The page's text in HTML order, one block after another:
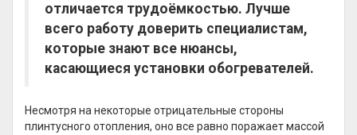
отличается трудоёмкостью. Лучше
всего работу доверить специалистам,
которые знают все нюансы,
касающиеся установки обогревателей.
Несмотря на некоторые отрицательные стороны
плинтусного отопления, оно все равно поражает массой